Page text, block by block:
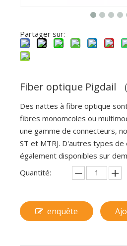
Partager sur:
Fiber optique Pigdail
Des nattes à fibre optique
fibres monomcoles ou
une gamme de connecteurs,
ST et MTRJ. D'autres types
également disponibles sur
Quantité:
enquête